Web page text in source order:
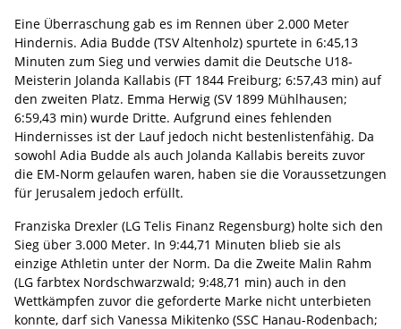
Eine Überraschung gab es im Rennen über 2.000 Meter
Hindernis. Adia Budde (TSV Altenholz) spurtete in 6:45,13
Minuten zum Sieg und verwies damit die Deutsche U18-
Meisterin Jolanda Kallabis (FT 1844 Freiburg; 6:57,43 min) auf
den zweiten Platz. Emma Herwig (SV 1899 Mühlhausen;
6:59,43 min) wurde Dritte. Aufgrund eines fehlenden
Hindernisses ist der Lauf jedoch nicht bestenlistenfähig. Da
sowohl Adia Budde als auch Jolanda Kallabis bereits zuvor
die EM-Norm gelaufen waren, haben sie die Voraussetzungen
für Jerusalem jedoch erfüllt.
Franziska Drexler (LG Telis Finanz Regensburg) holte sich den
Sieg über 3.000 Meter. In 9:44,71 Minuten blieb sie als
einzige Athletin unter der Norm. Da die Zweite Malin Rahm
(LG farbtex Nordschwarzwald; 9:48,71 min) auch in den
Wettkämpfen zuvor die geforderte Marke nicht unterbieten
konnte, darf sich Vanessa Mikitenko (SSC Hanau-Rodenbach;